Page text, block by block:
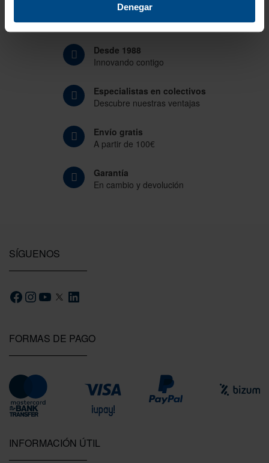
Denegar
Desde 1988
Innovando contigo
Especialistas en colectivos
Descubre nuestras ventajas
Envío gratis
A partir de 100€
Garantía
En cambio y devolución
FORMAS DE PAGO
INFORMACIÓN ÚTIL
SÍGUENOS